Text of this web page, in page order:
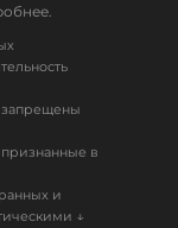
запрещены
в
и
↓